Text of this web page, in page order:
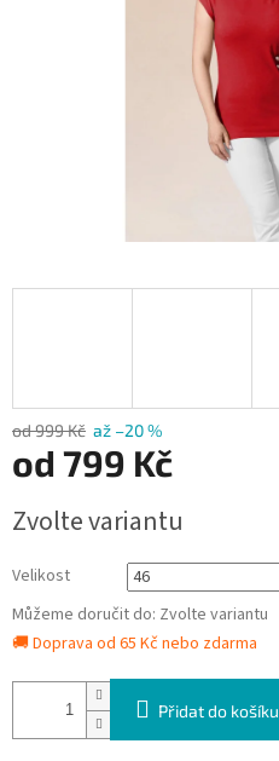
od 999 Kč až –20 %
od 799 Kč
cena:
Zvolte variantu
Velikost
Můžeme doručit do: Zvolte variantu
🚚 Doprava od 65 Kč nebo zdarma
Přidat do košíku